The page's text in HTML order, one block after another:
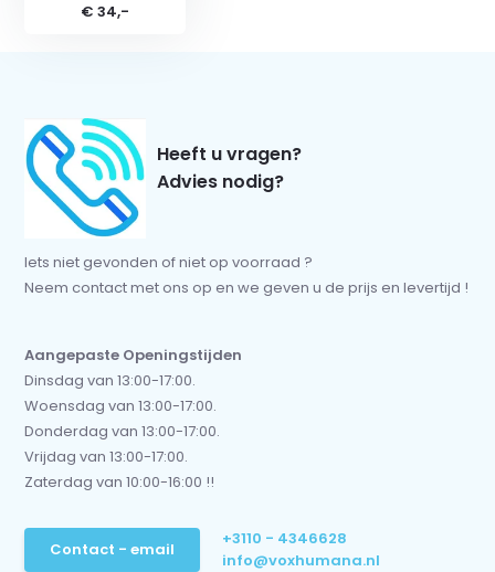
€ 34,-
Heeft u vragen?
Advies nodig?
Iets niet gevonden of niet op voorraad ?
Neem contact met ons op en we geven u de prijs en levertijd !
Aangepaste Openingstijden
Dinsdag van 13:00-17:00.
Woensdag van 13:00-17:00.
Donderdag van 13:00-17:00.
Vrijdag van 13:00-17:00.
Zaterdag van 10:00-16:00 !!
Contact - email
+3110 - 4346628
info@voxhumana.nl